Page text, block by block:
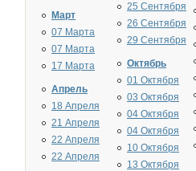
Март
07 Марта
07 Марта
17 Марта
Апрель
18 Апреля
21 Апреля
22 Апреля
22 Апреля
25 Сентября
26 Сентября
29 Сентября
Октябрь
01 Октября
03 Октября
04 Октября
04 Октября
10 Октября
13 Октября